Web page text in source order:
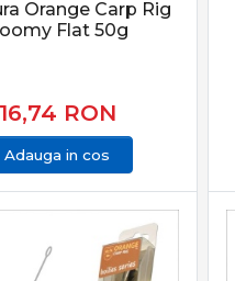
Orange Carp Rig
Flat 50g
16,74 RON
Adauga in cos